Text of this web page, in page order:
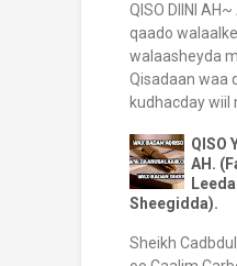
QISO DIINI
qaado
walaasheyda
Qisadaan waa
kudhacday wiil
QISO
AH.
Sheegidda).
Sheikh